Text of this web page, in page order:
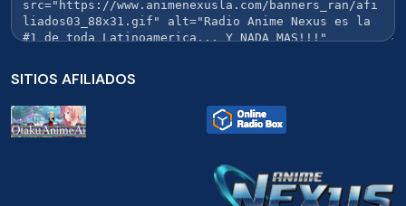
SITIOS AFILIADOS